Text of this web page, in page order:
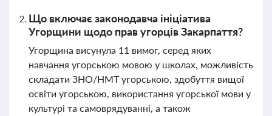
Що включає законодавча ініціатива
Угорщини щодо прав угорців Закарпаття?
Угорщина висунула 11 вимог, серед яких
навчання угорською мовою у школах, можливість
складати ЗНО/НМТ угорською, здобуття вищої
освіти угорською, використання угорської мови у
культурі та самоврядуванні, а також